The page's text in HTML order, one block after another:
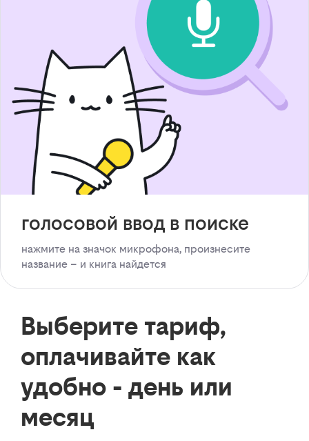
голосовой ввод в поиске
нажмите на значок микрофона, произнесите
название – и книга найдется
Выберите тариф,
оплачивайте как
удобно - день или
месяц